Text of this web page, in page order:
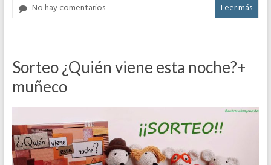
No hay comentarios
Leer más
Sorteo ¿Quién viene esta noche?+
muñeco